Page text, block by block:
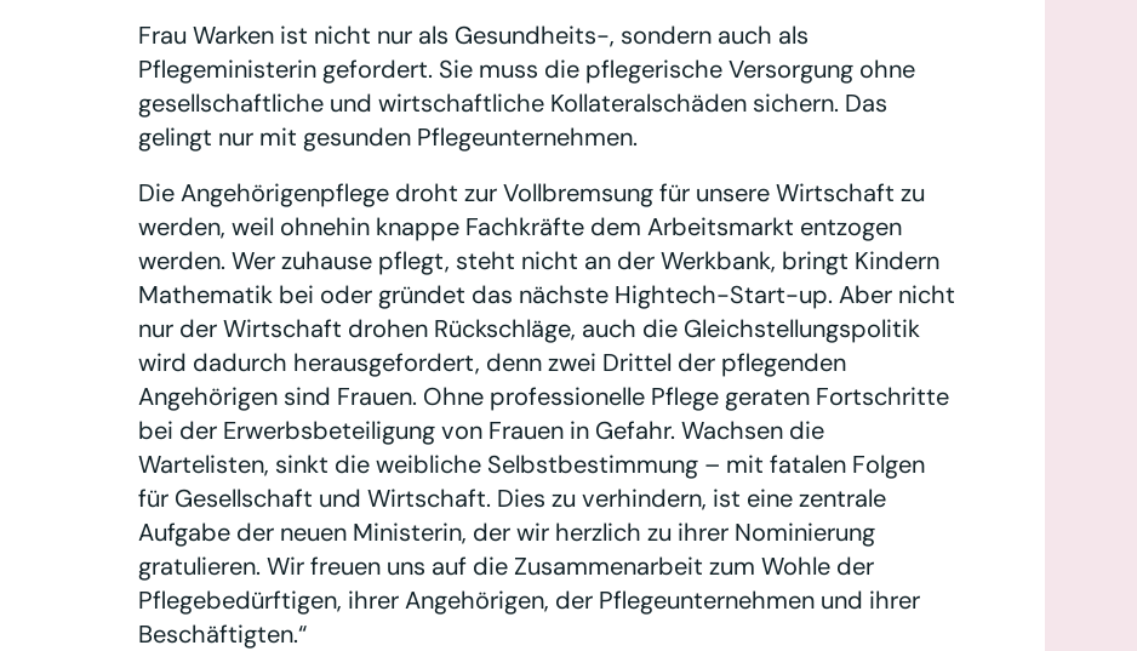
Frau Warken ist nicht nur als Gesundheits-, sondern auch als
Pflegeministerin gefordert. Sie muss die pflegerische Versorgung ohne
gesellschaftliche und wirtschaftliche Kollateralschäden sichern. Das
gelingt nur mit gesunden Pflegeunternehmen.
Die Angehörigenpflege droht zur Vollbremsung für unsere Wirtschaft zu
werden, weil ohnehin knappe Fachkräfte dem Arbeitsmarkt entzogen
werden. Wer zuhause pflegt, steht nicht an der Werkbank, bringt Kindern
Mathematik bei oder gründet das nächste Hightech-Start-up. Aber nicht
nur der Wirtschaft drohen Rückschläge, auch die Gleichstellungspolitik
wird dadurch herausgefordert, denn zwei Drittel der pflegenden
Angehörigen sind Frauen. Ohne professionelle Pflege geraten Fortschritte
bei der Erwerbsbeteiligung von Frauen in Gefahr. Wachsen die
Wartelisten, sinkt die weibliche Selbstbestimmung – mit fatalen Folgen
für Gesellschaft und Wirtschaft. Dies zu verhindern, ist eine zentrale
Aufgabe der neuen Ministerin, der wir herzlich zu ihrer Nominierung
gratulieren. Wir freuen uns auf die Zusammenarbeit zum Wohle der
Pflegebedürftigen, ihrer Angehörigen, der Pflegeunternehmen und ihrer
Beschäftigten.“